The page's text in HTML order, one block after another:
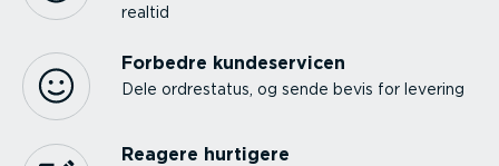
realtid
Forbedre kunde­ser­vicen
Dele ordrestatus, og sende bevis for levering
Reagere hurtigere